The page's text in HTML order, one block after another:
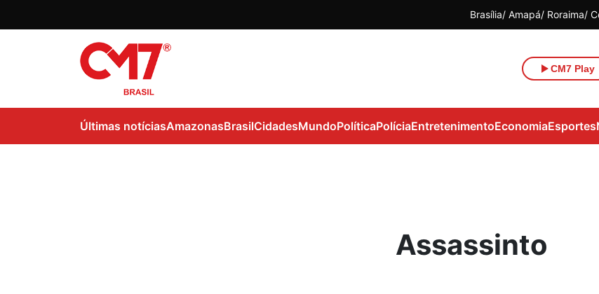
Brasília Amapá Roraima
CM7 Play
Últimas notíciasAmazonasBrasilCidadesMundoPolíticaPolíciaEntretenimentoEconomiaEsportes
Assassinto